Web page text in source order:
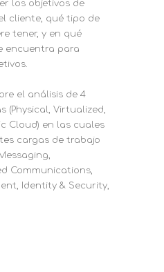
los objetivos de
cliente, qué tipo de
tener, y en qué
encuentra para
el análisis de 4
(Physical, Virtualized,
Cloud) en las cuales
cargas de trabajo
Communications,
Identity & Security,